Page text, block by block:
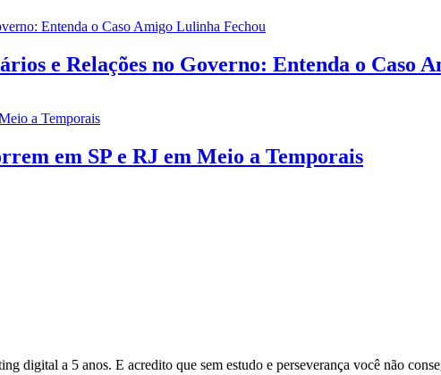
e Relações no Governo: Entenda o Caso
em SP e RJ em Meio a Temporais
digital a 5 anos. E acredito que sem estudo e perseverança você não